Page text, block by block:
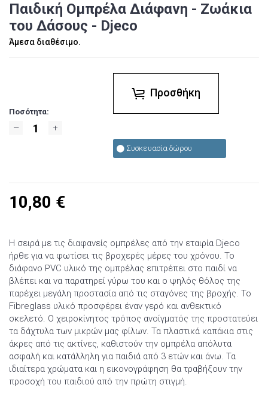
Παιδική Ομπρέλα Διάφανη - Ζωάκια
του Δάσους - Djeco
Άμεσα διαθέσιμο.
Ποσότητα:
Προσθήκη
Συσκευασία δώρου
10,80 €
Η σειρά με τις διαφανείς ομπρέλες από την εταιρία Djeco
ήρθε για να φωτίσει τις βροχερές μέρες του χρόνου. Το
διάφανο PVC υλικό της ομπρέλας επιτρέπει στο παιδί να
βλέπει και να παρατηρεί γύρω του και ο ψηλός θόλος της
παρέχει μεγάλη προστασία από τις σταγόνες της βροχής. Το
Fibreglass υλικό προσφέρει έναν γερό και ανθεκτικό
σκελετό. Ο χειροκίνητος τρόπος ανοίγματός της προστατεύει
τα δάχτυλα των μικρών μας φίλων. Τα πλαστικά καπάκια στις
άκρες από τις ακτίνες, καθιστούν την ομπρέλα απόλυτα
ασφαλή και κατάλληλη για παιδιά από 3 ετών και άνω. Τα
ιδιαίτερα χρώματα και η εικονογράφηση θα τραβήξουν την
προσοχή του παιδιού από την πρώτη στιγμή.